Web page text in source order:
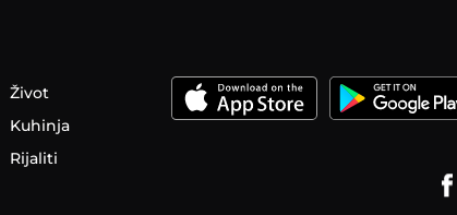
Život
Kuhinja
Rijaliti